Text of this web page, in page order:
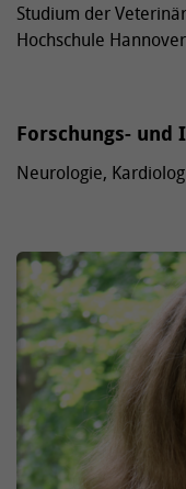
Studium der
Hochschule Hannover
Forschungs- und
Neurologie,